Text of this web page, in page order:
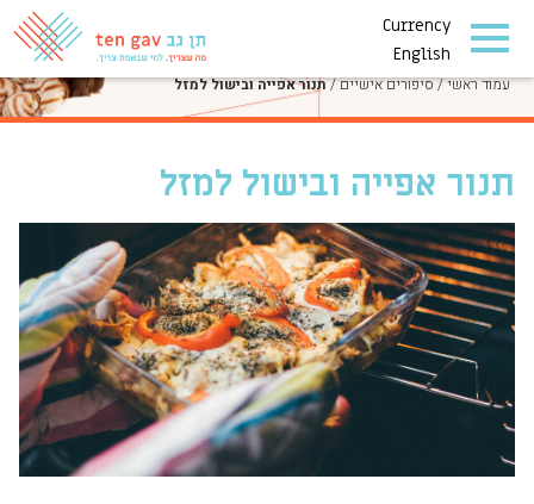
Currency
English
סיפורים אישיים
עמוד ראשי/סיפורים אישיים/תנור אפייה ובישול למזל
תנור אפייה ובישול למזל